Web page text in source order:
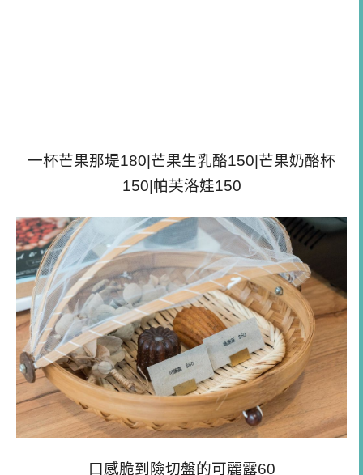
一杯芒果那堤180|芒果生乳酪150|芒果奶酪杯
150|帕芙洛娃150
口感脆到險切盤的可麗露60